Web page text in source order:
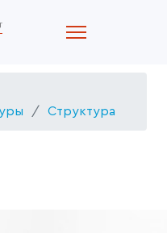
Структура